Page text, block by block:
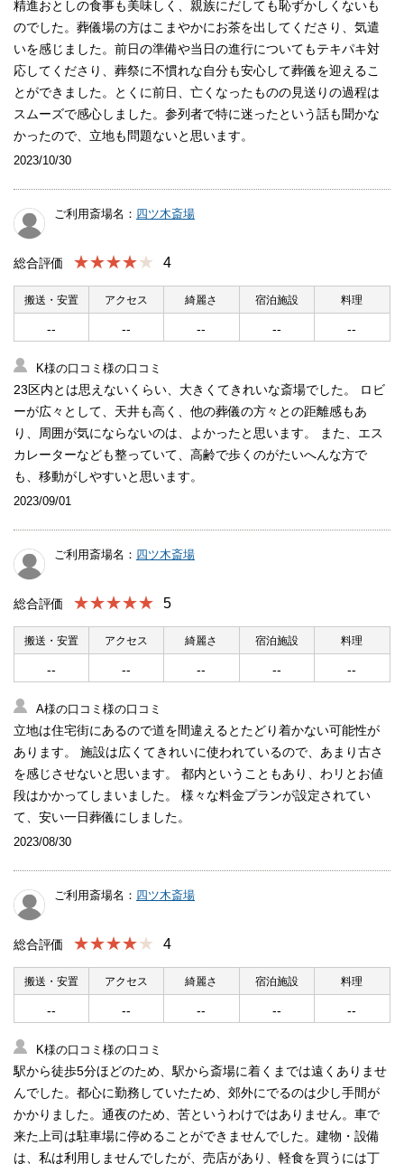
精進おとしの食事も美味しく、親族にだしても恥ずかしくないも
のでした。葬儀場の方はこまやかにお茶を出してくださり、気遣
いを感じました。前日の準備や当日の進行についてもテキパキ対
応してくださり、葬祭に不慣れな自分も安心して葬儀を迎えるこ
とができました。とくに前日、亡くなったものの見送りの過程は
スムーズで感心しました。参列者で特に迷ったという話も聞かな
かったので、立地も問題ないと思います。
2023/10/30
ご利用斎場名： 四ツ木斎場
総合評価 ★★★★ 4
搬送・安置
--
アクセス
--
綺麗さ
--
宿泊施設
--
料理
--
K様の口コミ様の口コミ
23区内とは思えないくらい、大きくてきれいな斎場でした。 ロビ
ーが広々として、天井も高く、他の葬儀の方々との距離感もあ
り、周囲が気にならないのは、よかったと思います。 また、エス
カレーターなども整っていて、高齢で歩くのがたいへんな方で
も、移動がしやすいと思います。
2023/09/01
ご利用斎場名： 四ツ木斎場
総合評価 ★★★★★ 5
搬送・安置
--
アクセス
--
綺麗さ
--
宿泊施設
--
料理
--
A様の口コミ様の口コミ
立地は住宅街にあるので道を間違えるとたどり着かない可能性が
あります。 施設は広くてきれいに使われているので、あまり古さ
を感じさせないと思います。 都内ということもあり、わリとお値
段はかかってしまいました。 様々な料金プランが設定されてい
て、安い一日葬儀にしました。
2023/08/30
ご利用斎場名： 四ツ木斎場
総合評価 ★★★★ 4
搬送・安置
--
アクセス
--
綺麗さ
--
宿泊施設
--
料理
--
K様の口コミ様の口コミ
駅から徒歩5分ほどのため、駅から斎場に着くまでは遠くありませ
んでした。都心に勤務していたため、郊外にでるのは少し手間が
かかりました。通夜のため、苦というわけではありません。車で
来た上司は駐車場に停めることができませんでした。建物・設備
は、私は利用しませんでしたが、売店があり、軽食を買うには丁